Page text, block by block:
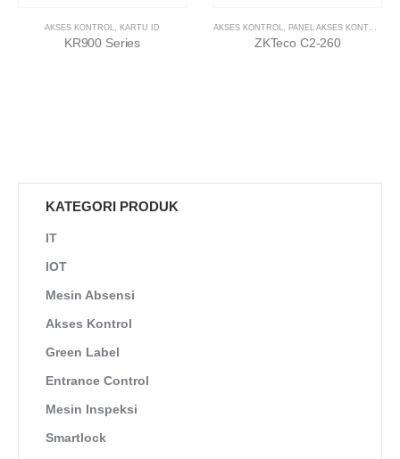
AKSES KONTROL, KARTU ID
KR900 Series
AKSES KONTROL, PANEL AKSES KONTROL
ZKTeco C2-260
KATEGORI PRODUK
IT
IOT
Mesin Absensi
Akses Kontrol
Green Label
Entrance Control
Mesin Inspeksi
Smartlock